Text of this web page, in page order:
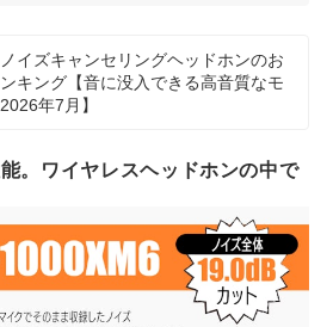
ノイズキャンセリングヘッドホンのお
キング【音に没入できる高音質なモ
年7月】
。ワイヤレスヘッドホンの中で